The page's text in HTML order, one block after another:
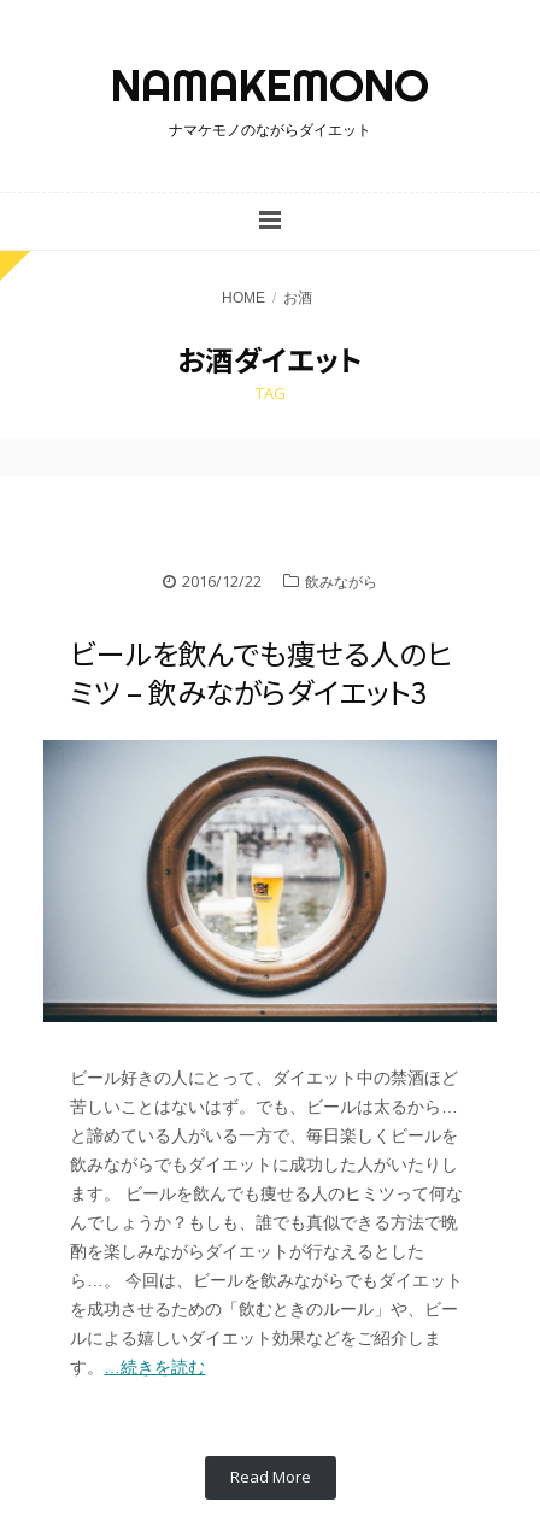
ナマケモノのながらダイエット
HOME お酒
お酒ダイエット
TAG
2016/12/22 飲みながら
ビールを飲んでも痩せる人のヒ
ミツ – 飲みながらダイエット3
ビール好きの人にとって、ダイエット中の禁酒ほど
苦しいことはないはず。でも、ビールは太るから…
と諦めている人がいる一方で、毎日楽しくビールを
飲みながらでもダイエットに成功した人がいたりし
ます。 ビールを飲んでも痩せる人のヒミツって何な
んでしょうか？もしも、誰でも真似できる方法で晩
酌を楽しみながらダイエットが行なえるとした
ら…。 今回は、ビールを飲みながらでもダイエット
を成功させるための「飲むときのルール」や、ビー
ルによる嬉しいダイエット効果などをご紹介しま
す。
…続きを読む
Read More